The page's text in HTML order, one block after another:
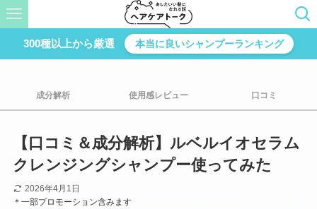
300種以上から厳選 本当に良いシャンプーランキング
成分解析 使用感レビュー 口コミ
【口コミ＆成分解析】ルベルイオセラム
クレンジングシャンプー使ってみた
2026年4月1日
＊一部プロモーション含みます